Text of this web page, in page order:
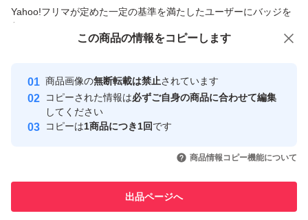
工業用ミシン
ミシンアクセサリー
ワンタッチクリップ
ワンタッチ式押え止め金具
Yahoo!フリマが定めた一定の基準を満たしたユーザーにバッジを
付与しています
安心取引出品者
心・安全なユーザーです
取引実績
引を完了させた実績があります
での取引実績があります
この商品の情報をコピーします
商品画像の無断転載は禁止されています
コピーされた情報は必ずご自身の商品に合わせて編集
してください
コピーは1商品につき1回です
商品情報コピー機能について
出品ページへ
この商品をみている人にオススメ